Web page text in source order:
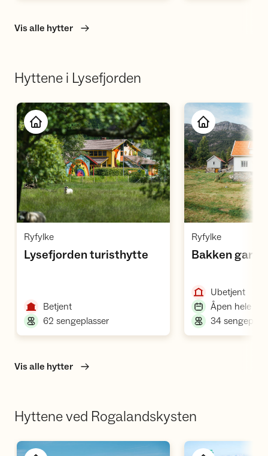
Vis alle hytter
Hyttene i Lysefjorden
Åpne hytte
Ryfylke,
Lysefjorden turisthytte
Betjent,
62 sengeplasser,
Ryfylke,
Bakken gard
Ubetjent,
Åpen hele
34
Vis alle hytter
Hyttene ved Rogalandskysten